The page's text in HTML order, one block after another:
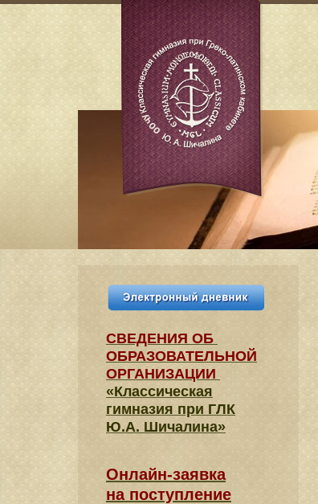
СВЕДЕНИЯ​ ОБ
ОБРАЗОВАТЕЛЬНОЙ
ОРГАНИЗАЦИИ
«Классическая
гимназия при ГЛК
Ю.А. Шичалина»
Онлайн-заявка
на поступление